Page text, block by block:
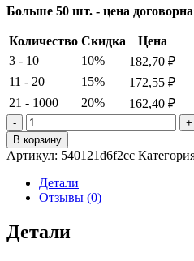
Больше 50 шт. - цена
Количество Скидка
Цена
3 - 10
10% 182,70 ₽
11 - 20
15% 172,55 ₽
21 - 1000
20% 162,40 ₽
Количество
товара
УМКн.
ПРОВЕРОЧНЫЕ
РАБОТЫ.
ЛИТЕРАТУРНОЕ
КЛАСС.
В корзину
Артикул: 540121d6f2cc
Детали
Отзывы (0)
Детали